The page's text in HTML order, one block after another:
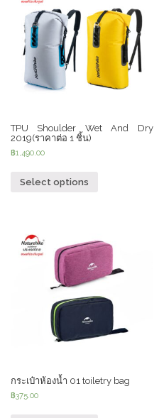
TPU Shoulder Wet And Dry
2019(ราคาต่อ 1 ชิ้น)
฿1,490.00
Select options
กระเป๋าห้องน้ำ 01 toiletry bag
฿375.00